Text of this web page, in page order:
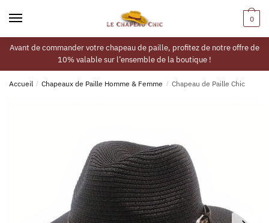
0
Avant de commander votre chapeau de paille, profitez de notre offre de
10% valable sur l’ensemble de la boutique !
Accueil / Chapeaux de Paille Homme & Femme / Chapeau de Paille Chic